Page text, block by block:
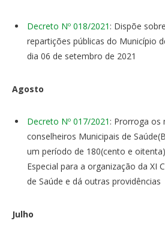
Decreto Nº 018/2021 : Dispõe
repartições públicas do Município
dia 06 de setembro de 2021
Agosto
Decreto Nº 017/2021 : Prorroga os
conselheiros Municipais de
um período de 180(cento e
Especial para a organização da XI
de Saúde e dá outras providências
Julho